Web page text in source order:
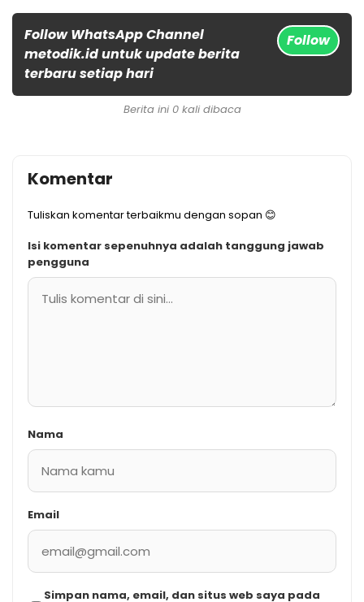
Follow WhatsApp Channel
metodik.id untuk update berita
terbaru setiap hari
Follow
Berita ini 0 kali dibaca
Komentar
Tuliskan komentar terbaikmu dengan sopan 😊
Isi komentar sepenuhnya adalah tanggung jawab
pengguna
Nama
Email
Simpan nama, email, dan situs web saya pada